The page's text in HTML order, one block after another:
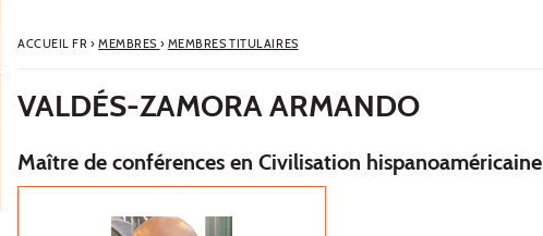
ACCUEIL FR› MEMBRES › MEMBRES TITULAIRES
VALDÉS-ZAMORA ARMANDO
Maître de conférences en Civilisation hispanoaméricaine